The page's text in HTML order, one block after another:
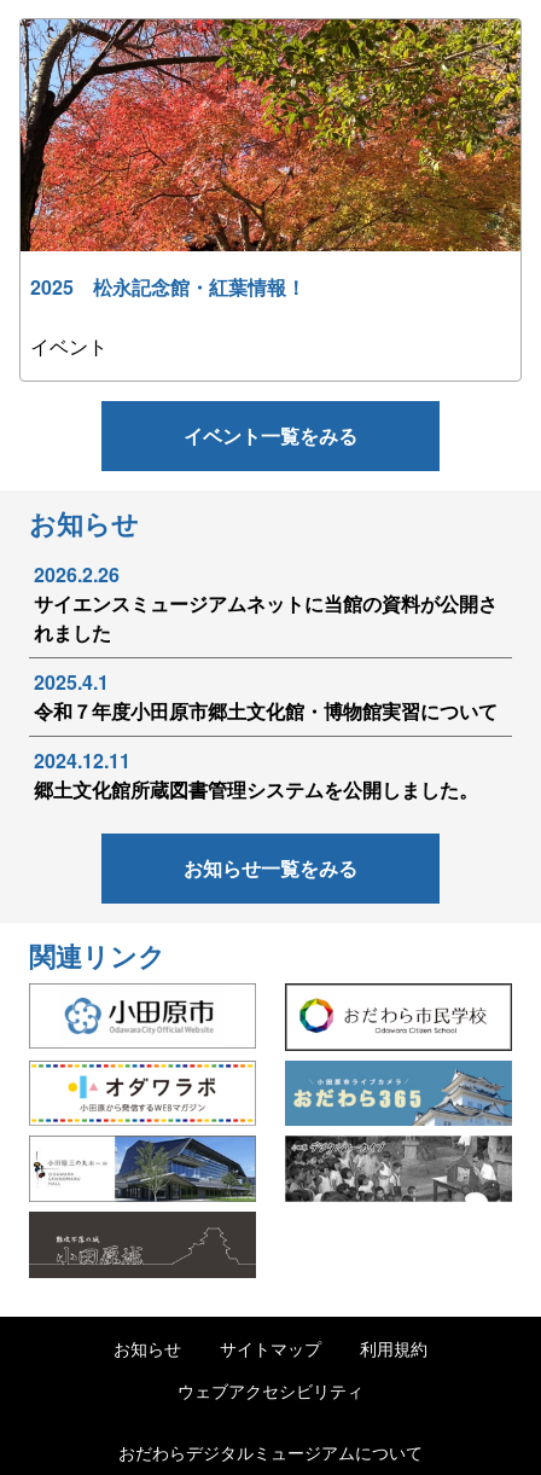
2025 松永記念館・紅葉情報！
イベント
イベント一覧をみる
お知らせ
2026.2.26
サイエンスミュージアムネットに当館の資料が公開さ
れました
2025.4.1
令和７年度小田原市郷土文化館・博物館実習について
2024.12.11
郷土文化館所蔵図書管理システムを公開しました。
お知らせ一覧をみる
関連リンク
お知らせ サイトマップ
利用規約
ウェブアクセシビリティ
おだわらデジタルミュージアムについて